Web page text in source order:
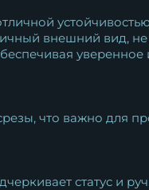
внешний вид,
что важно для
статус и